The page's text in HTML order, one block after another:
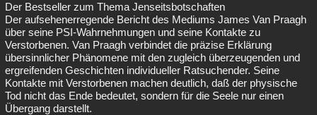
Der Bestseller zum Thema Jenseitsbotschaften
Der aufsehenerregende Bericht des Mediums James Van Praagh
über seine PSI-Wahrnehmungen und seine Kontakte zu
Verstorbenen. Van Praagh verbindet die präzise Erklärung
übersinnlicher Phänomene mit den zugleich überzeugenden und
ergreifenden Geschichten individueller Ratsuchender. Seine
Kontakte mit Verstorbenen machen deutlich, daß der physische
Tod nicht das Ende bedeutet, sondern für die Seele nur einen
Übergang darstellt.